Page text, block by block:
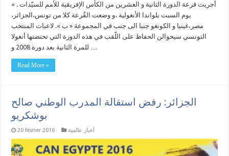
« . أجريت قرعة الدورة الثانية و العشرين من الكأس الإفريقية للأمم للسيّدات
يوم السبت بلواندا الأنغولية ،و وضعت القُرعة كلا من تونس،الجزائر،
مصر،غينيا و الكونغو جنبا الى جنب في المجموعة « ب ». لاعبات المنتخب
التونسي سيحوالن الحفاظ على اللّقب في هذه الدورة التي تحتضنها أنغولا
للمرة الثانية بعد دورة 2008 و …
Read More »
الجزائر: رفض استقالة المدرب الوطني صالح
بوشكريو
20 février 2016 أخبار عالمية